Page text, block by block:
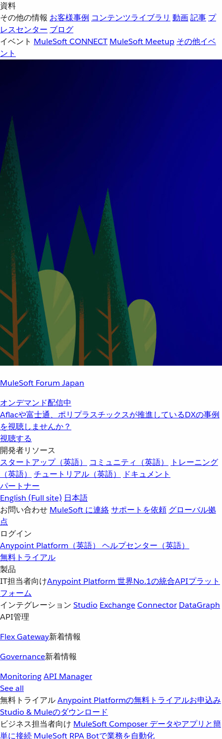
資料
その他の情報 お客様事例 コンテンツライブラリ 動画記事 プ
レスセンター ブログ
イベント MuleSoft CONNECT MuleSoft Meetup その他イベ
ント
MuleSoft Forum Japan
オンデマンド配信中
Aflacや富士通、ポリプラスチックスが推進しているDXの事例
を視聴しませんか？
視聴する
開発者リソース
スタートアップ（英語）
コミュニティ（英語）
トレーニング
（英語）
チュートリアル（英語）
ドキュメント
パートナー
English (Full site) 日本語
お問い合わせ MuleSoft に連絡サポートを依頼 グローバル拠
点
ログイン
Anypoint Platform（英語） ヘルプセンター（英語）
無料トライアル
製品
IT担当者向けAnypoint Platform 世界No.1の統合APIプラット
フォーム
インテグレーション Studio ExchangeConnector DataGraph
API管理
Flex Gateway新着情報
Governance新着情報
MonitoringAPI Manager
See all
無料トライアルAnypoint Platformの無料トライアルお申込み
Studio & Muleのダウンロード
ビジネス担当者向け MuleSoft Composer データやアプリと簡
単に接続 MuleSoft RPA Botで業務を自動化